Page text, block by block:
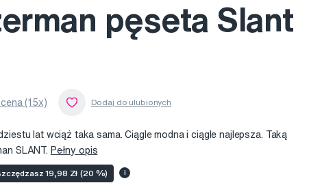
pęseta Slant
(15x)
lat wciąż taka sama. Ciągle modna i ciągle najlepsza. Taką
SLANT. Pełny opis
19,98 Zł (20 %) i